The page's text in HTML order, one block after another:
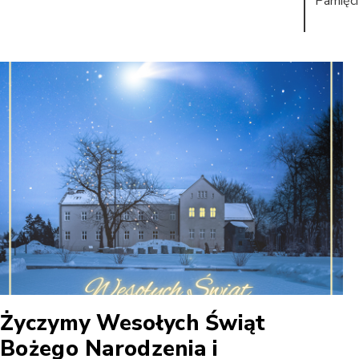
Życzymy Wesołych Świąt
Bożego Narodzenia i